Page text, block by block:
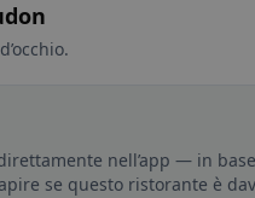
nell’app — in
se questo ristorante è